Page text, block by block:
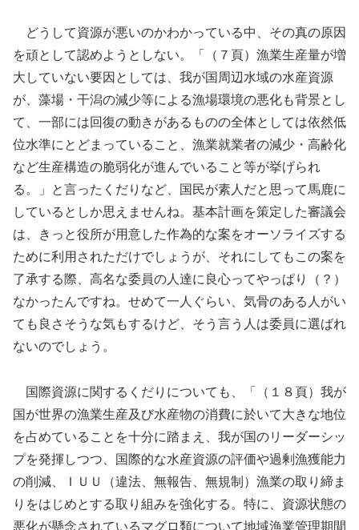
どうして資源が悪いのかわかっている中、その真の原因
を頑として認めようとしない。「（７頁）漁業生産量が増
大していない要因としては、我が国周辺水域の水産資源
が、藻場・干潟の減少等による漁場環境の悪化も背景とし
て、一部には回復の動きがあるものの全体としては依然低
位水準にとどまっていること、漁業就業者の減少・高齢化
など生産構造の脆弱化が進んでいること等が挙げられ
る。」と言ったくだりなど、国民が素人だと思って馬鹿に
しているとしか思えませんね。基本計画を策定した審議会
は、きっと役所が用意した作為的な案をオーソライズする
ために利用されただけでしょうが、それにしてもこの案を
了承する際、高名な委員の人達に良心ってやっぱり（？）
なかったんですね。せめて一人ぐらい、気骨のある人がい
ても良さそうな気もするけど、そう言う人は委員に選ばれ
ないのでしょう。
国際資源に関するくだりについても、「（１８頁）我が
国が世界の漁業生産及び水産物の消費に於いて大きな地位
を占めていることを十分に踏まえ、我が国のリーダーシッ
プを発揮しつつ、国際的な水産資源の評価や過剰漁獲能力
の削減、ＩＵＵ（違法、無報告、無規制）漁業の取り締ま
りをはじめとする取り組みを強化する。特に、資源状態の
悪化が懸念されているマグロ類について地域漁業管理期間